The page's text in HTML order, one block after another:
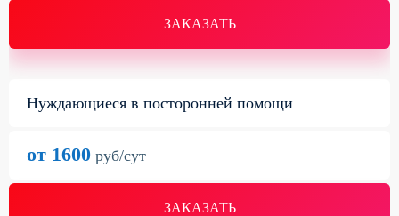
ЗАКАЗАТЬ
Нуждающиеся в посторонней помощи
ЗАКАЗАТЬ
от 1600 руб/сут